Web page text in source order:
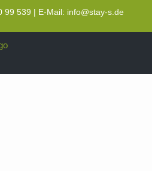
99 539 | E-Mail: info@stay-s.de